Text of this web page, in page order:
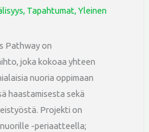
, Tapahtumat,Yleinen
Pathway on
joka kokoaa yhteen
nuoria oppimaan
haastamisesta sekä
Projekti on
-periaatteella;